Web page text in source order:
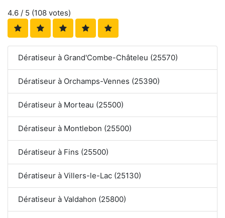
4.6 / 5 (108 votes)
Dératiseur à Grand'Combe-Châteleu (25570)
Dératiseur à Orchamps-Vennes (25390)
Dératiseur à Morteau (25500)
Dératiseur à Montlebon (25500)
Dératiseur à Fins (25500)
Dératiseur à Villers-le-Lac (25130)
Dératiseur à Valdahon (25800)